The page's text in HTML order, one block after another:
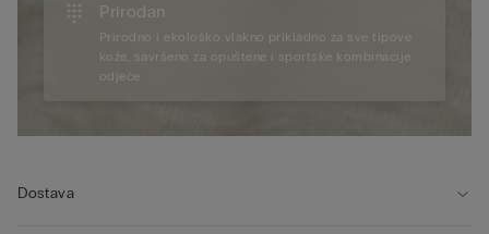
Prirodan
Prirodno i ekološko vlakno prikladno za sve tipove
kože, savršeno za opuštene i sportske kombinacije
odjeće.
Dostava